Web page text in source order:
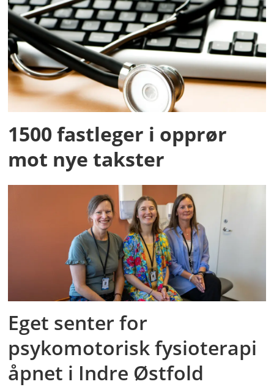
1500 fastleger i opprør
mot nye takster
Eget senter for
psykomotorisk fysioterapi
åpnet i Indre Østfold